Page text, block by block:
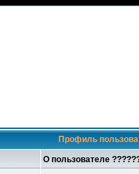
Профиль
О пользователе